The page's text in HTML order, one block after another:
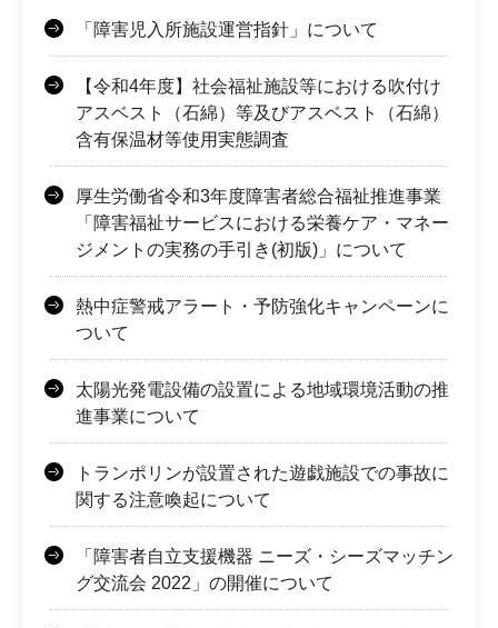
「障害児入所施設運営指針」について
【令和4年度】社会福祉施設等における吹付け
アスベスト（石綿）等及びアスベスト（石綿）
含有保温材等使用実態調査
厚生労働省令和3年度障害者総合福祉推進事業
「障害福祉サービスにおける栄養ケア・マネー
ジメントの実務の手引き(初版)」について
熱中症警戒アラート・予防強化キャンペーンに
ついて
太陽光発電設備の設置による地域環境活動の推
進事業について
トランポリンが設置された遊戯施設での事故に
関する注意喚起について
「障害者自立支援機器 ニーズ・シーズマッチン
グ交流会 2022」の開催について